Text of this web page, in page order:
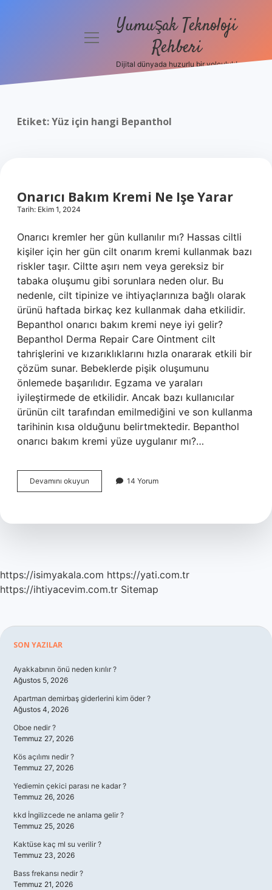
Politikası
menüyüYumuşak Teknoloji
Rehberi
Dijital dünyada huzurlu bir yolculuk!
Etiket:Yüz için hangi Bepanthol
Onarıcı Bakım Kremi Ne Işe Yarar
Tarih: Ekim 1, 2024
Onarıcı kremler her gün kullanılır mı? Hassas ciltli
kişiler için her gün cilt onarım kremi kullanmak bazı
riskler taşır. Ciltte aşırı nem veya gereksiz bir
tabaka oluşumu gibi sorunlara neden olur. Bu
nedenle, cilt tipinize ve ihtiyaçlarınıza bağlı olarak
ürünü haftada birkaç kez kullanmak daha etkilidir.
Bepanthol onarıcı bakım kremi neye iyi gelir?
Bepanthol Derma Repair Care Ointment cilt
tahrişlerini ve kızarıklıklarını hızla onararak etkili bir
çözüm sunar. Bebeklerde pişik oluşumunu
önlemede başarılıdır. Egzama ve yaraları
iyileştirmede de etkilidir. Ancak bazı kullanıcılar
ürünün cilt tarafından emilmediğini ve son kullanma
tarihinin kısa olduğunu belirtmektedir. Bepanthol
onarıcı bakım kremi yüze uygulanır mı?…
Devamını okuyun
Bakım
Işe
14 Yorum
https://isimyakala.com https://yati.com.tr
https://ihtiyacevim.com.tr Sitemap
Sidebar
SON YAZILAR
Ayakkabının önü neden kırılır ?
Ağustos 5, 2026
Apartman demirbaş giderlerini kim öder ?
Ağustos 4, 2026
Oboe nedir ?
Temmuz 27, 2026
Kös açılımı nedir ?
Temmuz 27, 2026
Yediemin çekici parası ne kadar ?
Temmuz 26, 2026
kkd İngilizcede ne anlama gelir ?
Temmuz 25, 2026
Kaktüse kaç ml su verilir ?
Temmuz 23, 2026
Bass frekansı nedir ?
Temmuz 21, 2026